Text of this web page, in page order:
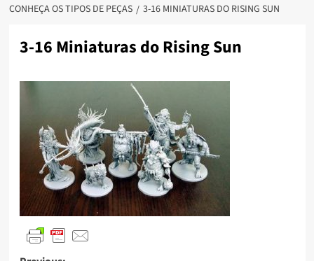
CONHEÇA OS TIPOS DE PEÇAS
3-16 MINIATURAS DO RISING SUN
3-16 Miniaturas do Rising Sun